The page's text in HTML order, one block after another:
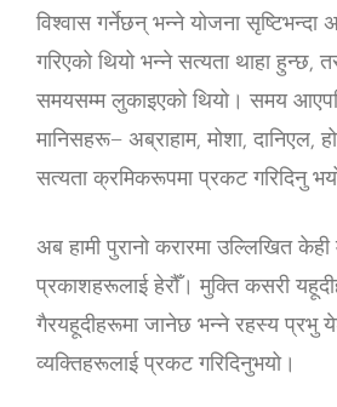
विश्‍वास गर्नेछन् भन्ने योजना सृष्टिभन्दा
गरिएको थियो भन्‍ने सत्यता थाहा हुन्छ,
समयसम्म लुकाइएको थियो। समय
मानिसहरू− अब्राहाम, मोशा, दानिएल,
सत्यता क्रमिकरूपमा प्रकट गरिदिनु
अब हामी पुरानो करारमा उल्लिखित केही
प्रकाशहरूलाई हेरौँ। मुक्ति कसरी
गैरयहूदीहरूमा जानेछ भन्‍ने रहस्य प्रभु
व्यक्तिहरूलाई प्रकट गरिदिनुभयो।